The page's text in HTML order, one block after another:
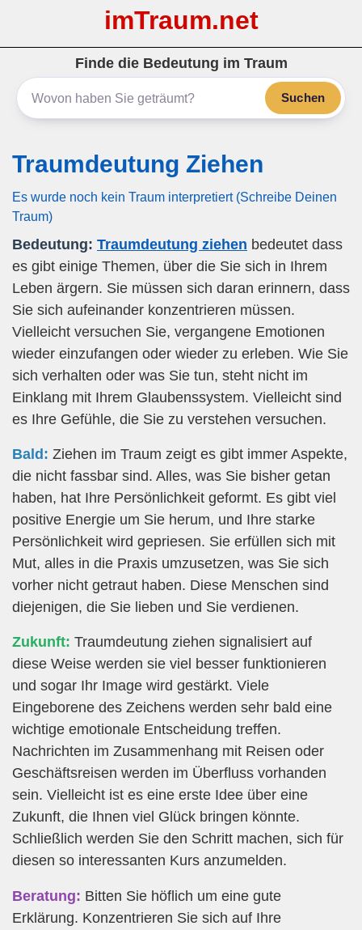
imTraum.net
Finde die Bedeutung im Traum
Suchen
Traumdeutung Ziehen
Es wurde noch kein Traum interpretiert (Schreibe Deinen
Traum)
Bedeutung: Traumdeutung ziehen bedeutet dass
es gibt einige Themen, über die Sie sich in Ihrem
Leben ärgern. Sie müssen sich daran erinnern, dass
Sie sich aufeinander konzentrieren müssen.
Vielleicht versuchen Sie, vergangene Emotionen
wieder einzufangen oder wieder zu erleben. Wie Sie
sich verhalten oder was Sie tun, steht nicht im
Einklang mit Ihrem Glaubenssystem. Vielleicht sind
es Ihre Gefühle, die Sie zu verstehen versuchen.
Bald: Ziehen im Traum zeigt es gibt immer Aspekte,
die nicht fassbar sind. Alles, was Sie bisher getan
haben, hat Ihre Persönlichkeit geformt. Es gibt viel
positive Energie um Sie herum, und Ihre starke
Persönlichkeit wird gepriesen. Sie erfüllen sich mit
Mut, alles in die Praxis umzusetzen, was Sie sich
vorher nicht getraut haben. Diese Menschen sind
diejenigen, die Sie lieben und Sie verdienen.
Zukunft: Traumdeutung ziehen signalisiert auf
diese Weise werden sie viel besser funktionieren
und sogar Ihr Image wird gestärkt. Viele
Eingeborene des Zeichens werden sehr bald eine
wichtige emotionale Entscheidung treffen.
Nachrichten im Zusammenhang mit Reisen oder
Geschäftsreisen werden im Überfluss vorhanden
sein. Vielleicht ist es eine erste Idee über eine
Zukunft, die Ihnen viel Glück bringen könnte.
Schließlich werden Sie den Schritt machen, sich für
diesen so interessanten Kurs anzumelden.
Beratung: Bitten Sie höflich um eine gute
Erklärung. Konzentrieren Sie sich auf Ihre